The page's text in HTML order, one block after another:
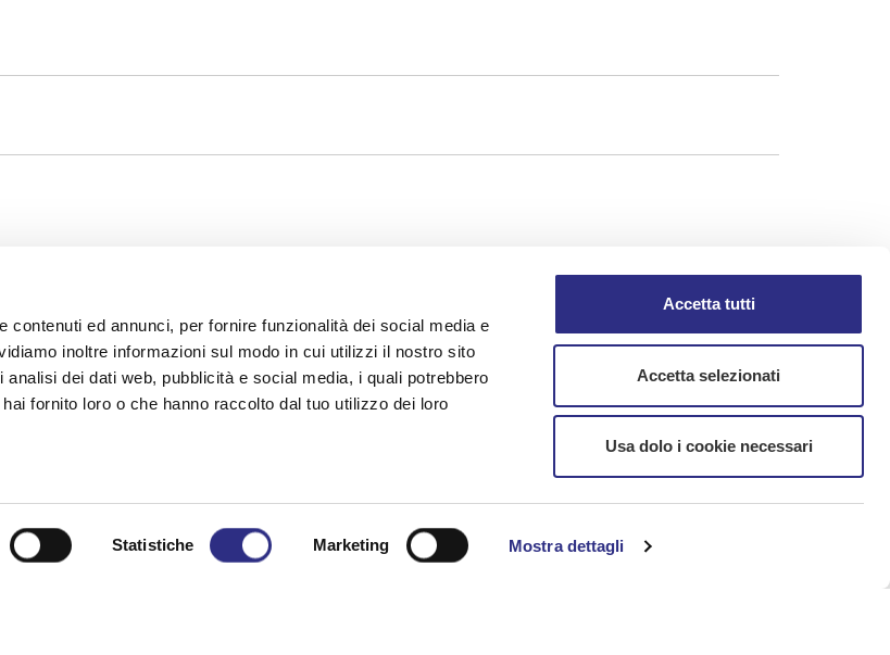
contenuti ed annunci, per fornire funzionalità dei social media e
inoltre informazioni sul modo in cui utilizzi il nostro sito
dei dati web, pubblicità e social media, i quali potrebbero
fornito loro o che hanno raccolto dal tuo utilizzo dei loro
Statistiche Marketing Mostra dettagli
Accetta tutti
Accetta selezionati
Usa dolo i cookie necessari